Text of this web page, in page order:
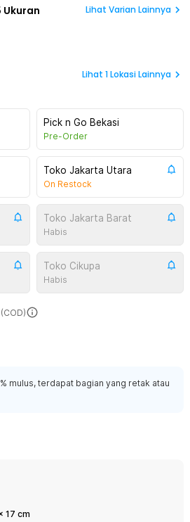
Ukuran Lihat Varian Lainnya
Lihat 1Lokasi Lainnya
Pick n Go Bekasi
Pre-Order
Toko Jakarta Utara
On Restock
Toko Jakarta Barat
Habis
Toko Cikupa
Habis
mulus, terdapat bagian yang retak atau
17 cm